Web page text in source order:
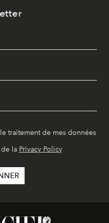
traitement de mes données
la Privacy Policy